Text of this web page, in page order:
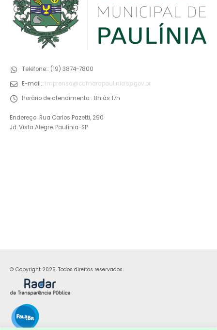
Telefone:: (19) 3874-7800
E-mail:: imprensa@camarapaulinia.sp.gov.br
Horário de atendimento:: 8h às 17h
Endereço: Rua Carlos Pazetti, 290
Jd. Vista Alegre, Paulínia-SP
© Copyright 2025. Todos direitos reservados.